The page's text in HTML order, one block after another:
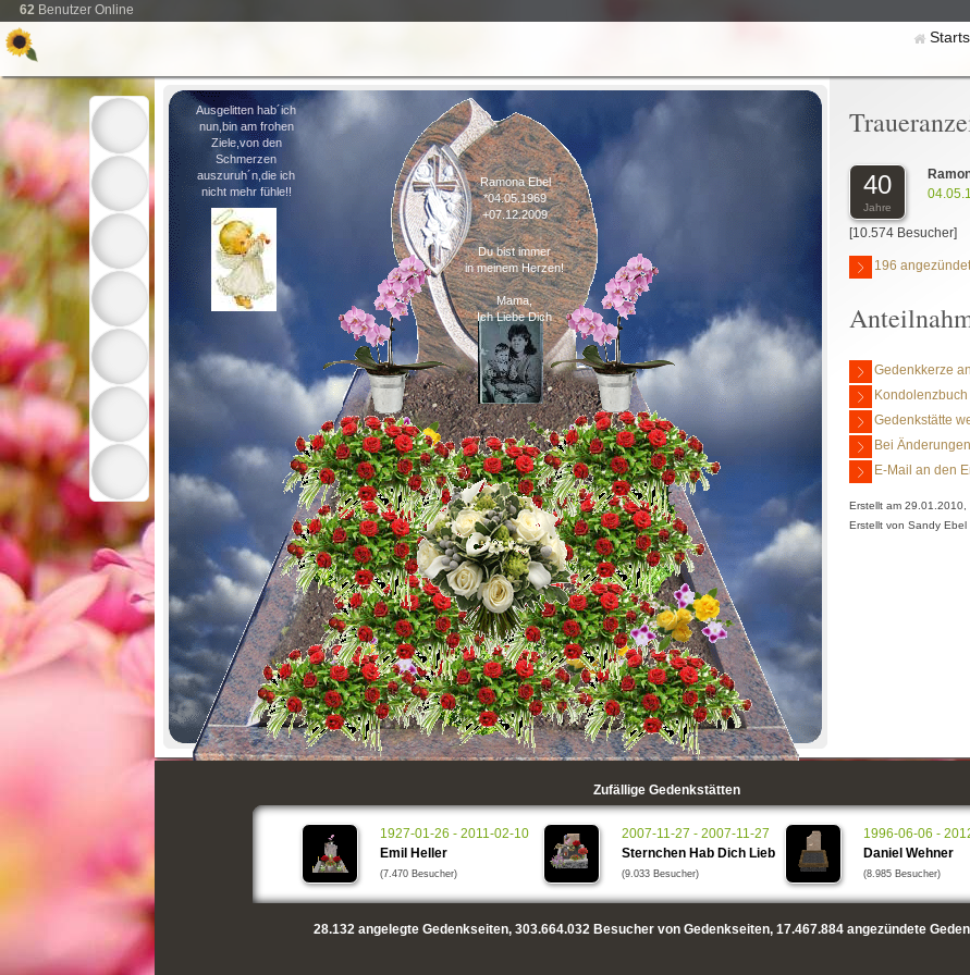
62 Benutzer Online
Ramona Ebel
*04.05.1969
+07.12.2009
Du bist immer
in meinem Herzen!
Mama,
Ich Liebe Dich
Ausgelitten hab´ich
nun,bin am frohen
Ziele,von den
Schmerzen
auszuruh´n,die ich
nicht mehr fühle!!
40
Jahre
[10.574 Besucher]
196
Gedenkkerze
Kondolenzbuch
Gedenkstätte
Bei
E-Mail an den
Erstellt am 29.01.2010,
Erstellt von Sandy Ebel
Zufällige Gedenkstätten
1927-01-26 - 2011-02-10
Emil Heller
(7.470 Besucher)
2007-11-27 - 2007-11-27
Sternchen Hab Dich Lieb
(9.033 Besucher)
1996-06-06 -
Daniel Wehner
(8.985 Besucher)
28.132angelegte Gedenkseiten, 303.664.032Besucher von Gedenkseiten, 17.467.884angezündete